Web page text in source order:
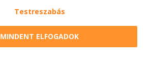
TOVÁBBI ÉTTERMEK
Testreszabás
MINDENT ELFOGADOK